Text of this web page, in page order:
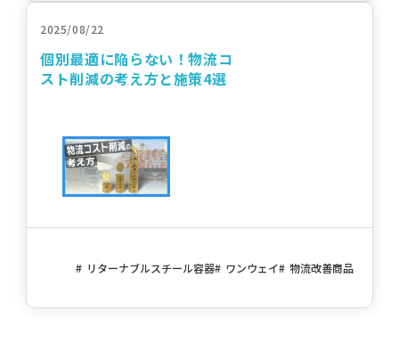
2025/08/22
個別最適に陥らない！物流コ
スト削減の考え方と施策4選
リターナブルスチール容器 ワンウェイ 物流改善商品